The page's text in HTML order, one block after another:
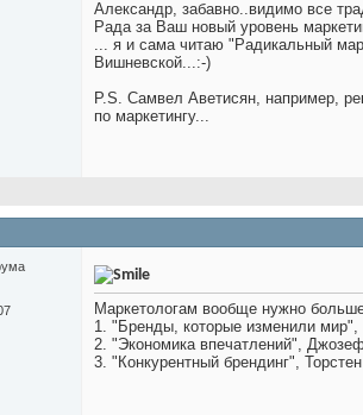
Александр, забавно..видимо все
Рада за Ваш новый уровень
... я и сама читаю "Радикальный
Вишневской...:-)
P.S. Самвел Аветисян, например,
по маркетингу...
Маркетологам вообще нужно
1. "Бренды, которые изменили
2. "Экономика впечатлений",
3. "Конкурентный брендинг",